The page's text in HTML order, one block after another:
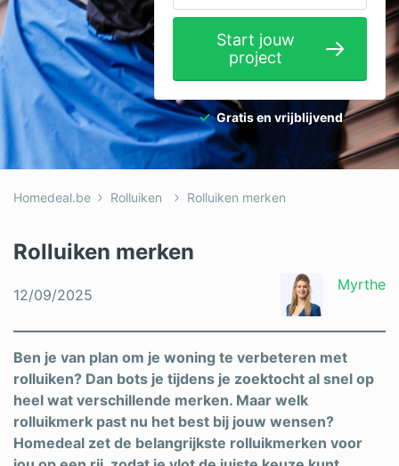
Elektricien
Gevelwerken
Glas
Hekwerken
Hovenier
Isolatie
Loodgieter
Rolluiken
Schilder
Schrijnwerker
Start jouw
project
Gratis en vrijblijvend
Homedeal.be Rolluiken Rolluiken merken
Rolluiken merken
12/09/2025
Myrthe
Ben je van plan om je woning te verbeteren met
rolluiken? Dan bots je tijdens je zoektocht al snel op
heel wat verschillende merken. Maar welk
rolluikmerk past nu het best bij jouw wensen?
Homedeal zet de belangrijkste rolluikmerken voor